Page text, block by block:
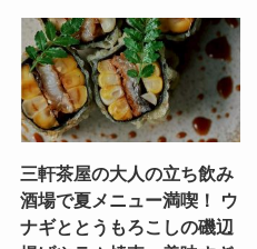
三軒茶屋の大人の立ち飲み
酒場で夏メニュー満喫！ ウ
ナギととうもろこしの磯辺